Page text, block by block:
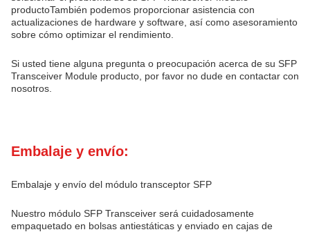
productoTambién podemos proporcionar asistencia con
actualizaciones de hardware y software, así como asesoramiento
sobre cómo optimizar el rendimiento.
Si usted tiene alguna pregunta o preocupación acerca de su SFP
Transceiver Module producto, por favor no dude en contactar con
nosotros.
Embalaje y envío:
Embalaje y envío del módulo transceptor SFP
Nuestro módulo SFP Transceiver será cuidadosamente
empaquetado en bolsas antiestáticas y enviado en cajas de